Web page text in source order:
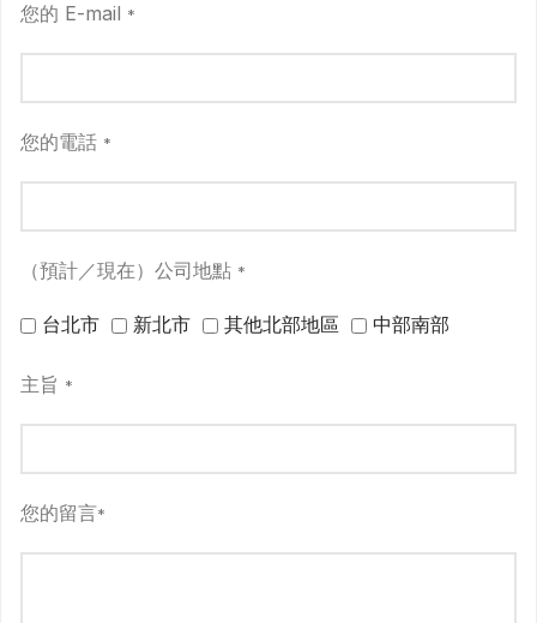
您的 E-mail *
您的電話 *
（預計／現在）公司地點 *
台北市 新北市 其他北部地區 中部南部
主旨 *
您的留言*